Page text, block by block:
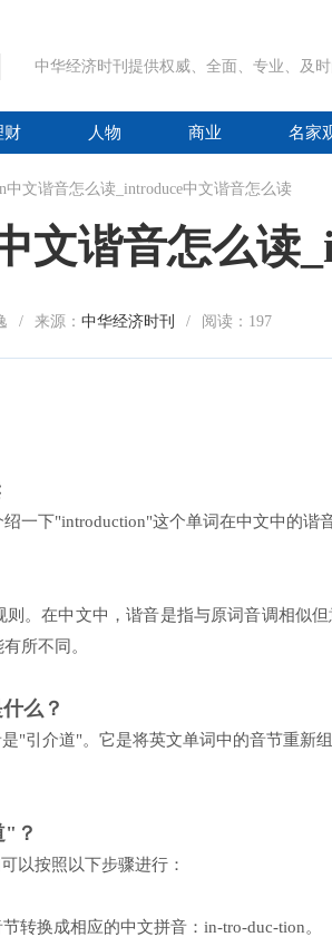
中华经济时刊提供权威、全面、专业、及
财 人物 商业 名家
中文谐音怎么读_introduce中文谐音怎么读
文谐音怎么读
/ 来源： 中华经济时刊 / 阅读： 197
一下"introduction"这个单词在中文中的谐
。在中文中，谐音是指与原词音调相似
所不同。
么？
"引介道"。它是将英文单词中的音节重新
"？
以按照以下步骤进行：
转换成相应的中文拼音：in-tro-duc-tion。